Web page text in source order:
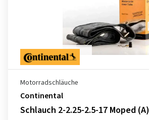
Motorradschläuche
Continental
Schlauch 2-2.25-2.5-17 Moped (A)